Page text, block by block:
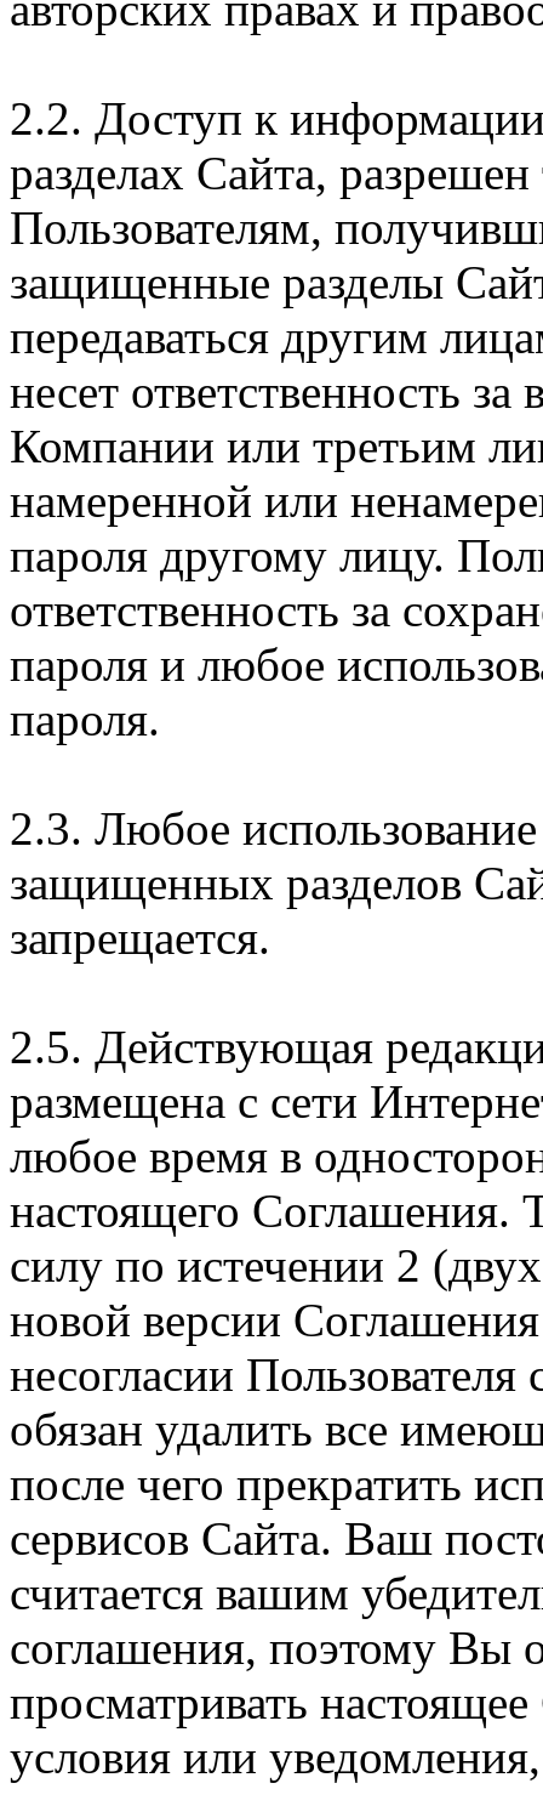
2.2. Доступ к
разделах Сайта,
Пользователям,
защищенные разделы
передаваться другим
несет ответственность
Компании или третьим
намеренной или
пароля другому лицу.
ответственность за
пароля и любое
пароля.
2.3. Любое
защищенных разделов
запрещается.
2.5. Действующая
размещена с сети
любое время в
настоящего Соглашения.
силу по истечении 2
новой версии
несогласии
обязан удалить все
после чего прекратить
сервисов Сайта. Ваш
считается вашим
соглашения, поэтому Вы
просматривать
условия или